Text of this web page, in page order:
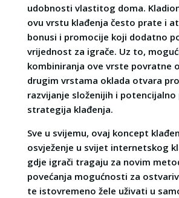
udobnosti vlastitog doma.
ovu vrstu klađenja često prate i
bonusi i promocije koji dodatno
vrijednost za igrače. Uz to,
kombiniranja ove vrste povratne
drugim vrstama oklada otvara
razvijanje složenijih i
strategija klađenja.
Sve u svijemu, ovaj koncept
osvježenje u svijet internetskog
gdje igrači tragaju za novim
povećanja mogućnosti za
te istovremeno žele uživati u